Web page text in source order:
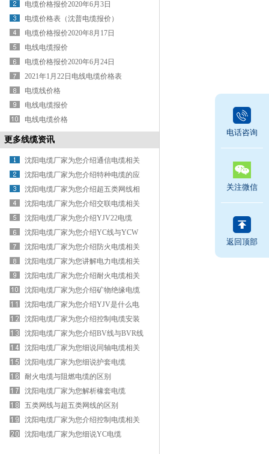
电缆价格报价2020年6月3日
电缆价格表（沈普电缆报价）
电缆价格报价2020年8月17日
电线电缆报价
电缆价格报价2020年6月24日
2021年1月22日电线电缆价格表
电缆线价格
电线电缆报价
电线电缆价格
更多线缆资讯
沈阳电缆厂家为您介绍通信电缆相关
知识
沈阳电缆厂家为您介绍特种电缆的应
用领域
沈阳电缆厂家为您介绍超五类网线相
关知识
沈阳电缆厂家为您介绍交联电缆相关
知识
沈阳电缆厂家为您介绍YJV22电缆
沈阳电缆厂家为您介绍YC线与YCW
线的区别
沈阳电缆厂家为您介绍防火电缆相关
知识
沈阳电缆厂家为您讲解电力电缆相关
知识
沈阳电缆厂家为您介绍耐火电缆相关
知识
沈阳电缆厂家为您介绍矿物绝缘电缆
相关知识
沈阳电缆厂家为您介绍YJV是什么电
缆
沈阳电缆厂家为您介绍控制电缆安装
方法
沈阳电缆厂家为您介绍BV线与BVR线
的区别
沈阳电缆厂家为您细说同轴电缆相关
知识
沈阳电缆厂家为您细说护套电缆
耐火电缆与阻燃电缆的区别
沈阳电缆厂家为您解析橡套电缆
五类网线与超五类网线的区别
沈阳电缆厂家为您介绍控制电缆相关
知识
沈阳电缆厂家为您细说YC电缆
电话咨询
关注微信
返回顶部